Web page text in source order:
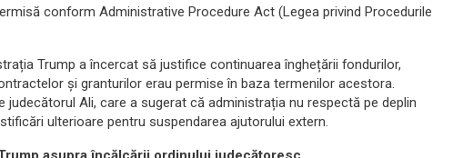
conform Administrative Procedure Act (Legea privind Procedurile
Trump a încercat să justifice continuarea înghețării fondurilor,
și granturilor erau permise în baza termenilor acestora.
Ali, care a sugerat că administrația nu respectă pe deplin
ulterioare pentru suspendarea ajutorului extern.